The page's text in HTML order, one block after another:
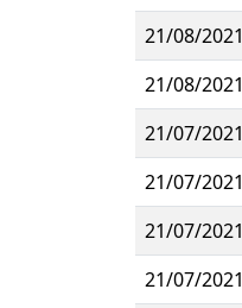
21/08/2021
21/08/2021
21/07/2021
21/07/2021
21/07/2021
21/07/2021